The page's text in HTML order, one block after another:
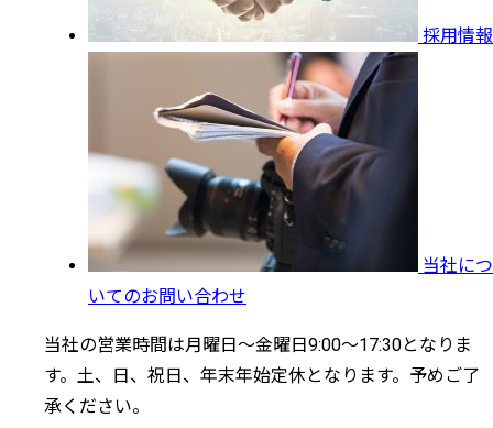
採用情報
当社につ
いてのお問い合わせ
当社の営業時間は月曜日～金曜日9:00～17:30となりま
す。土、日、祝日、年末年始定休となります。予めご了
承ください。